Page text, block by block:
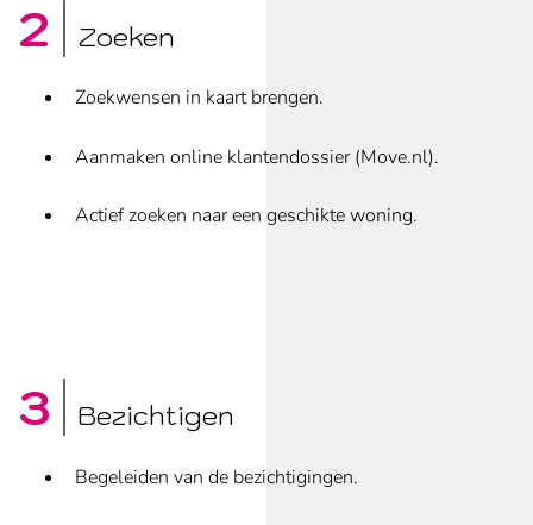
Zoeken
Zoekwensen in kaart brengen.
Aanmaken online klantendossier (Move.nl).
Actief zoeken naar een geschikte woning.
Bezichtigen
Begeleiden van de bezichtigingen.